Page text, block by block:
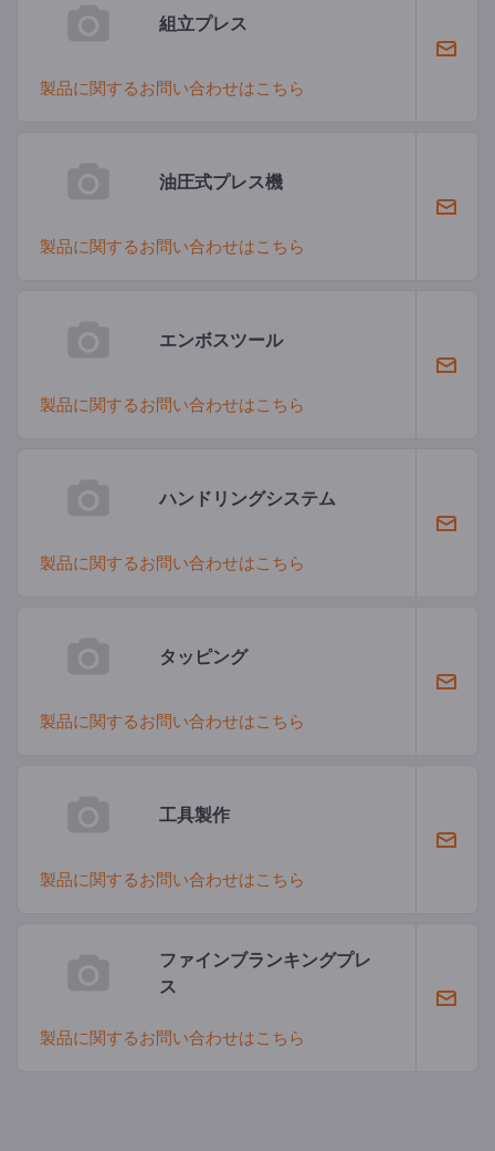
組立プレス
製品に関するお問い合わせはこちら
油圧式プレス機
製品に関するお問い合わせはこちら
エンボスツール
製品に関するお問い合わせはこちら
ハンドリングシステム
製品に関するお問い合わせはこちら
タッピング
製品に関するお問い合わせはこちら
工具製作
製品に関するお問い合わせはこちら
ファインブランキングプレ
ス
製品に関するお問い合わせはこちら